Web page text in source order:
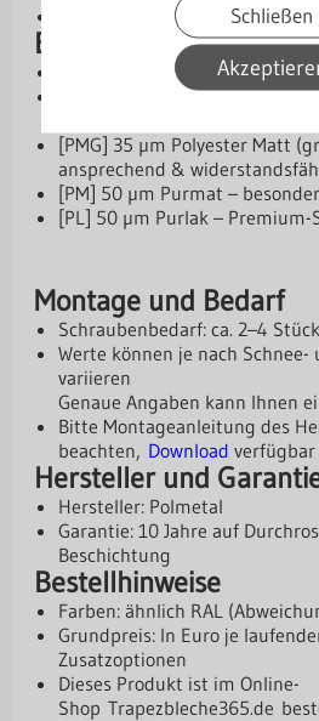
Schließen
Beschichtungen und
Aluzink – Basis-Schutzschicht
[SP] 25 µm Standardpolyester
[PMG] 35 µm Polyester Matt
ansprechend &
[PM] 50 µm Purmat –
[PL] 50 µm Purlak – Premium-
Montage und Bedarf
Schraubenbedarf: ca. 2–4
Werte können je nach Schnee-
variieren
Genaue Angaben kann Ihnen
Bitte Montageanleitung des
beachten, Download verfügbar
Hersteller und
Hersteller: Polmetal
Garantie: 10 Jahre auf
Beschichtung
Bestellhinweise
Farben: ähnlich RAL
Grundpreis: In Euro je
Zusatzoptionen
Dieses Produkt ist im Online-
Shop Trapezbleche365.de